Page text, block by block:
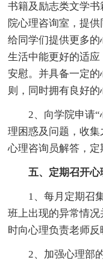
书籍及励志类文学
院心理咨询室，提
给同学们提供更多
生活中能更好的适
安慰。并具备一定
则，同时拥有良好的
2、向学院申请
理困惑及问题，收
心理咨询员解答，定
五、定期召开心
1、每月定期召
班上出现的异常情
时向心理负责老师反
2、加强心理部